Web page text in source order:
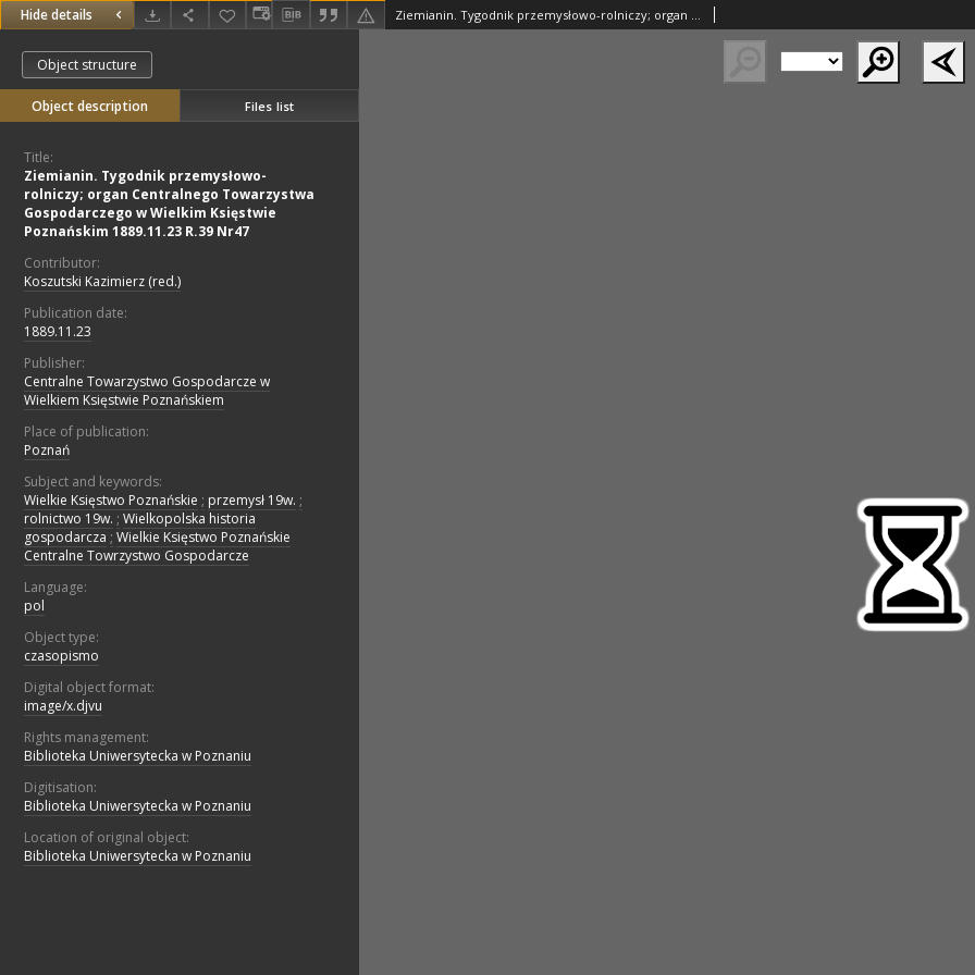
Hide details Ziemianin. Tygodnik przemysłowo-rolniczy; organ Centralnego Towarzystwa Gospodarczego w Wielkim Księstwie Poznańskim 1889.11.23 R.39 Nr47
Object structure
Object description Files list
Title:
Ziemianin. Tygodnik przemysłowo-
rolniczy; organ Centralnego Towarzystwa
Gospodarczego w Wielkim Księstwie
Poznańskim 1889.11.23 R.39 Nr47
Contributor:
Koszutski Kazimierz (red.)
Publication date:
1889.11.23
Publisher:
Centralne Towarzystwo Gospodarcze w
Wielkiem Księstwie Poznańskiem
Place of publication:
Poznań
Subject and keywords:
Wielkie Księstwo Poznańskie ; przemysł 19w. ;
rolnictwo 19w. ; Wielkopolska historia
gospodarcza ; Wielkie Księstwo Poznańskie
Centralne Towrzystwo Gospodarcze
Language:
pol
Object type:
czasopismo
Digital object format:
image/x.djvu
Rights management:
Biblioteka Uniwersytecka w Poznaniu
Digitisation:
Biblioteka Uniwersytecka w Poznaniu
Location of original object:
Biblioteka Uniwersytecka w Poznaniu